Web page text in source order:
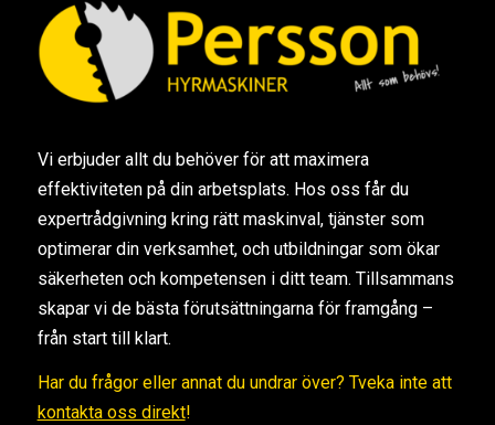
Vi erbjuder allt du behöver för att maximera
effektiviteten på din arbetsplats. Hos oss får du
expertrådgivning kring rätt maskinval, tjänster som
optimerar din verksamhet, och utbildningar som ökar
säkerheten och kompetensen i ditt team. Tillsammans
skapar vi de bästa förutsättningarna för framgång –
från start till klart.
Har du frågor eller annat du undrar över? Tveka inte att
kontakta oss direkt!